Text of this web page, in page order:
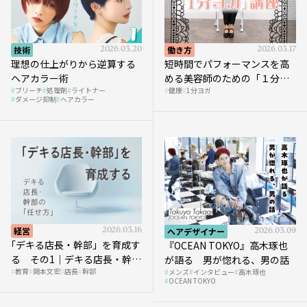
技術 2026.03.20
理想の仕上がりから逆算する
ヘアカラー術
ブリーチ 処理剤 ライトナー
ダメージ抑制 ヘアカラー
働き方 2026.03.17
短時間でパフォーマンスを高
める美容師のための「１分ヨ
ガ」講座｜実践編
健康 1分ヨガ
経営 2026.03.16
｢デキる店長・幹部」を育成す
る その1｜デキる店長・幹部
の「任せ方」
教育 岡本文宏 店長 幹部
ヘアデザイナー 2026.03.09
『OCEAN TOKYO』高木琢也
が語る 男が惚れる、男の話
メンズ インタビュー 高木琢也
OCEAN TOKYO